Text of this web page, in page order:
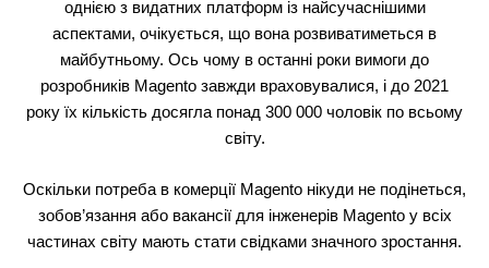
однією з видатних платформ із найсучаснішими
аспектами, очікується, що вона розвиватиметься в
майбутньому. Ось чому в останні роки вимоги до
розробників Magento завжди враховувалися, і до 2021
року їх кількість досягла понад 300 000 чоловік по всьому
світу.
Оскільки потреба в комерції Magento нікуди не подінеться,
зобов’язання або вакансії для інженерів Magento у всіх
частинах світу мають стати свідками значного зростання.